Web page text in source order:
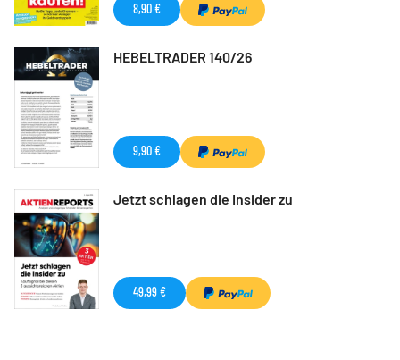
8,90 €
HEBELTRADER 140/26
9,90 €
Jetzt schlagen die Insider zu
49,99 €